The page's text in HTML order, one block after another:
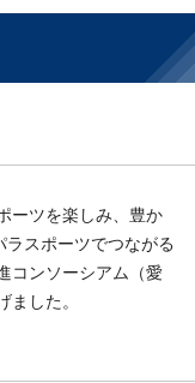
ーツを楽しみ、豊か
スポーツでつながる
コンソーシアム（愛
ました。